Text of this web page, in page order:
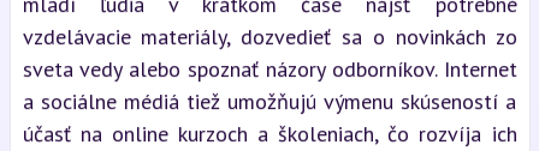
vzdelávacie materiály, dozvedieť sa o novinkách zo
sveta vedy alebo spoznať názory odborníkov. Internet
a sociálne médiá tiež umožňujú výmenu skúseností a
účasť na online kurzoch a školeniach, čo rozvíja ich